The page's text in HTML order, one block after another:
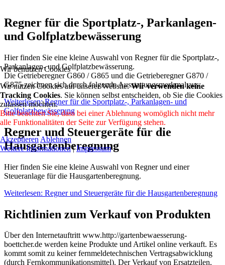
Regner für die Sportplatz-, Parkanlagen-
und Golfplatzbewässerung
Hier finden Sie eine kleine Auswahl von Regner für die Sportplatz-,
Parkanlagen- und Golfplatzbewässerung.
Die GetrieberegnerG860 / G865 und die GetrieberegnerG870 /
G875zeichnen sich durch folgende Ausstattungsmerkmal aus:
Weiterlesen: Regner für die Sportplatz-, Parkanlagen- und
Golfplatzbewässerung
Regner und Steuergeräte für die
Hausgartenberegnung
Hier finden Sie eine kleine Auswahl von Regner und einer
Steueranlage für die Hausgartenberegnung.
Weiterlesen: Regner und Steuergeräte für die Hausgartenberegnung
Richtlinien zum Verkauf von Produkten
Über den Internetauftritt www.http://gartenbewaesserung-
boettcher.de werden keine Produkte und Artikel online verkauft. Es
kommt somit zu keiner fernmeldetechnischen Vertragsabwicklung
(durch Fernkommunikationsmittel). Der Verkauf von Ersatzteilen,
Wir benutzen Cookies
Wir nutzen Cookies auf unserer Website.Wir verwenden keine
Tracking Cookies. Sie können selbst entscheiden, ob Sie die Cookies
zulassen möchten.
Bitte beachten Sie, dass bei einer Ablehnung womöglich nicht mehr
alle Funktionalitäten der Seite zur Verfügung stehen.
Akzeptieren Ablehnen
Weitere Informationen|Impressum